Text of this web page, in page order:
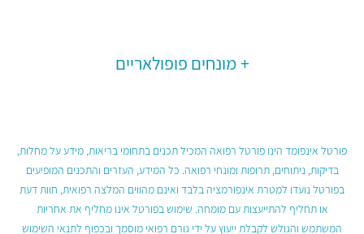
מונחים פופולאריים
פורטל אינפומד הינו פורטל רפואה המכיל תכנים בתחומי בריאות, מידע על מחלות,
בדיקות, ניתוחים, תרופות ומונחי רפואה. כל המידע, העזרים והתכנים המופיעים
בפורטל נועדו למטרת אינפורמציה בלבד ואינם מהווים המלצה רפואית, חוות דעת
או תחליף להתייעצות עם מומחה. שימוש בפורטל אינו מחליף את אחריות
המשתמש והגולש לקבלת ייעוץ על ידי גורם רפואי מוסמך ובכפוף לתנאי השימוש